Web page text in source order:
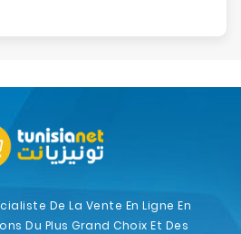
De La Vente En Ligne En
Du Plus Grand Choix Et Des